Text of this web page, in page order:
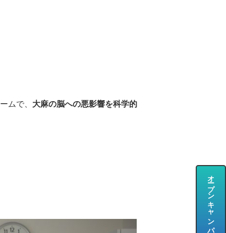
ムで、 大麻の脳への悪影響を科学的
オープンキャンパス